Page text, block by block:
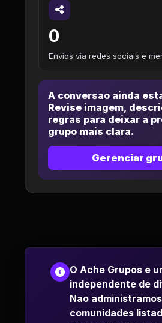
0
Envios via redes sociais e
A conversao ainda
Revise imagem,
regras para deixar a
grupo mais clara.
Gerenciar
O Ache Grupos e
independente de
Nao
comunidades